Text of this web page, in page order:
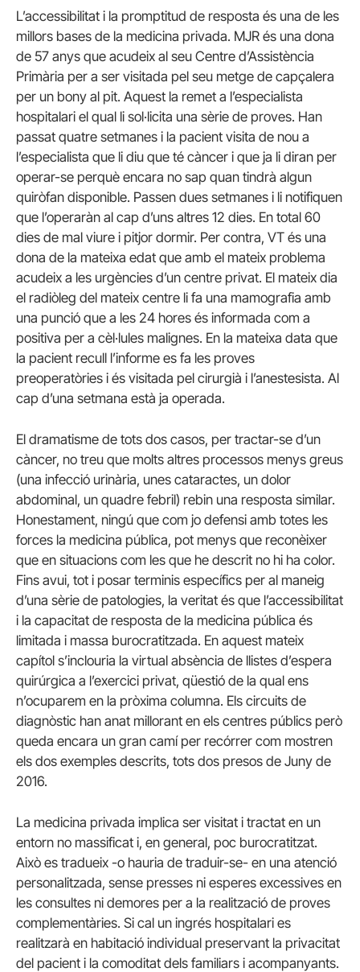
L’accessibilitat i la promptitud de resposta és una de les
millors bases de la medicina privada. MJR és una dona
de 57 anys que acudeix al seu Centre d’Assistència
Primària per a ser visitada pel seu metge de capçalera
per un bony al pit. Aquest la remet a l’especialista
hospitalari el qual li sol·licita una sèrie de proves. Han
passat quatre setmanes i la pacient visita de nou a
l’especialista que li diu que té càncer i que ja li diran per
operar-se perquè encara no sap quan tindrà algun
quiròfan disponible. Passen dues setmanes i li notifiquen
que l’operaràn al cap d’uns altres 12 dies. En total 60
dies de mal viure i pitjor dormir. Per contra, VT és una
dona de la mateixa edat que amb el mateix problema
acudeix a les urgències d’un centre privat. El mateix dia
el radiòleg del mateix centre li fa una mamografia amb
una punció que a les 24 hores és informada com a
positiva per a cèl·lules malignes. En la mateixa data que
la pacient recull l’informe es fa les proves
preoperatòries i és visitada pel cirurgià i l’anestesista. Al
cap d’una setmana està ja operada.
El dramatisme de tots dos casos, per tractar-se d’un
càncer, no treu que molts altres processos menys greus
(una infecció urinària, unes cataractes, un dolor
abdominal, un quadre febril) rebin una resposta similar.
Honestament, ningú que com jo defensi amb totes les
forces la medicina pública, pot menys que reconèixer
que en situacions com les que he descrit no hi ha color.
Fins avui, tot i posar terminis específics per al maneig
d’una sèrie de patologies, la veritat és que l’accessibilitat
i la capacitat de resposta de la medicina pública és
limitada i massa burocratitzada. En aquest mateix
capítol s’inclouria la virtual absència de llistes d’espera
quirúrgica a l’exercici privat, qüestió de la qual ens
n’ocuparem en la pròxima columna. Els circuits de
diagnòstic han anat millorant en els centres públics però
queda encara un gran camí per recórrer com mostren
els dos exemples descrits, tots dos presos de Juny de
2016.
La medicina privada implica ser visitat i tractat en un
entorn no massificat i, en general, poc burocratitzat.
Això es tradueix -o hauria de traduir-se- en una atenció
personalitzada, sense presses ni esperes excessives en
les consultes ni demores per a la realització de proves
complementàries. Si cal un ingrés hospitalari es
realitzarà en habitació individual preservant la privacitat
del pacient i la comoditat dels familiars i acompanyants.